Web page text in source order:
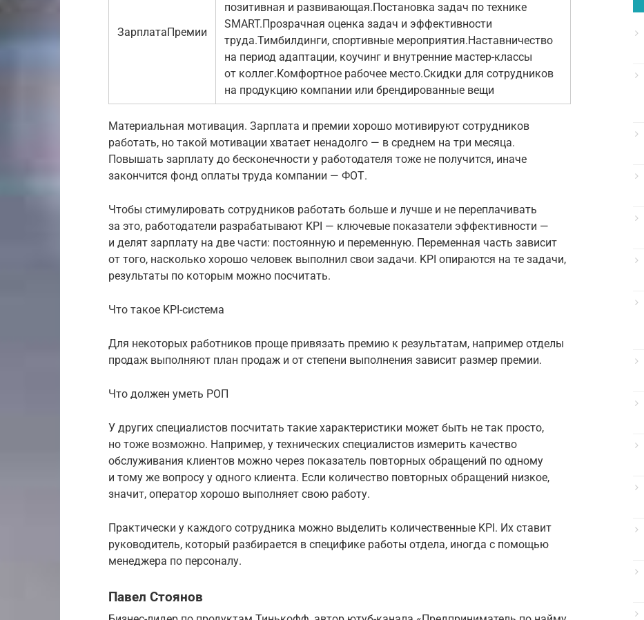
ЗарплатаПремии
позитивная и развивающая.Постановка задач по технике
SMART.Прозрачная оценка задач и эффективности
труда.Тимбилдинги, спортивные мероприятия.Наставничество
на период адаптации, коучинг и внутренние мастер-классы
от коллег.Комфортное рабочее место.Скидки для сотрудников
на продукцию компании или брендированные вещи
Материальная мотивация. Зарплата и премии хорошо мотивируют сотрудников
работать, но такой мотивации хватает ненадолго — в среднем на три месяца.
Повышать зарплату до бесконечности у работодателя тоже не получится, иначе
закончится фонд оплаты труда компании — ФОТ.
Чтобы стимулировать сотрудников работать больше и лучше и не переплачивать
за это, работодатели разрабатывают KPI — ключевые показатели эффективности —
и делят зарплату на две части: постоянную и переменную. Переменная часть зависит
от того, насколько хорошо человек выполнил свои задачи. KPI опираются на те задачи,
результаты по которым можно посчитать.
Что такое KPI-система
Для некоторых работников проще привязать премию к результатам, например отделы
продаж выполняют план продаж и от степени выполнения зависит размер премии.
Что должен уметь РОП
У других специалистов посчитать такие характеристики может быть не так просто,
но тоже возможно. Например, у технических специалистов измерить качество
обслуживания клиентов можно через показатель повторных обращений по одному
и тому же вопросу у одного клиента. Если количество повторных обращений низкое,
значит, оператор хорошо выполняет свою работу.
Практически у каждого сотрудника можно выделить количественные KPI. Их ставит
руководитель, который разбирается в специфике работы отдела, иногда с помощью
менеджера по персоналу.
Павел Стоянов